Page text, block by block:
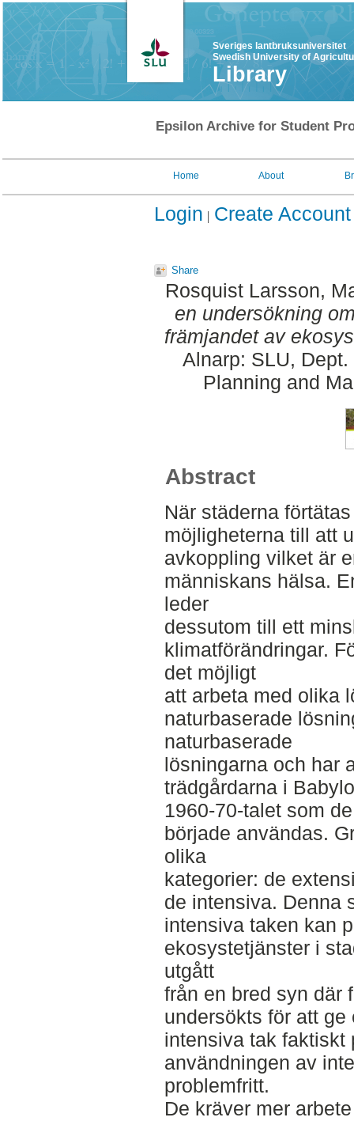
Sveriges lantbruksuniversitet
Swedish University of
Library
Epsilon Archive for Student
Home About
Login Create Account
Share
Rosquist Larsson,
en undersökning
främjandet av
Alnarp: SLU,
Planning and
Abstract
När städerna
möjligheterna till att
avkoppling vilket är
människans hälsa.
leder
dessutom till ett
klimatförändringar.
det möjligt
att arbeta med olika
naturbaserade
naturbaserade
lösningarna och har
trädgårdarna i
1960-70-talet som
började användas.
olika
kategorier: de
de intensiva. Denna
intensiva taken kan
ekosystetjänster i
utgått
från en bred syn där
undersökts för att
intensiva tak faktiskt
användningen av
problemfritt.
De kräver mer